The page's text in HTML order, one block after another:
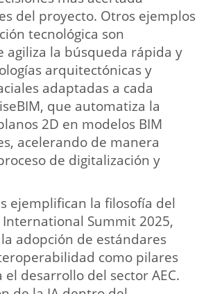
del proyecto. Otros ejemplos
tecnológica son
agiliza la búsqueda rápida y
arquitectónicas y
adaptadas a cada
que automatiza la
2D en modelos BIM
acelerando de manera
de digitalización y
ejemplifican la filosofía del
International Summit 2025,
adopción de estándares
como pilares
el desarrollo del sector AEC.